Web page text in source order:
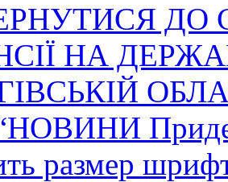
ДО
НА
“НОВИНИ
размер